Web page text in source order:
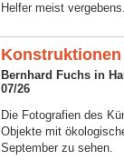
Helfer meist vergebens.
Bernhard Fuchs in
07/26
Die Fotografien des
Objekte mit
September zu sehen.